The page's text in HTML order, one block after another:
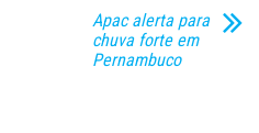
Apac alerta para
chuva forte em
Pernambuco